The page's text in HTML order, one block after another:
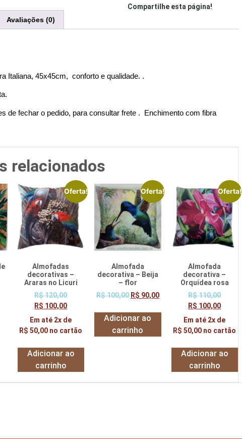
Compartilhe esta página!
Avaliações (0)
Italiana, 45x45cm, conforto e qualidade. .
de fechar o pedido, para consultar frete . Enchimento com fibra
relacionados
Oferta!
Almofadas
decorativas –
Araras no Licuri
R$120,00
R$ 100,00
Em até 2x de
R$ 50,00 no cartão
Adicionar ao
carrinho
Oferta!
Almofada
decorativa – Beija
– flor
R$100,00 R$ 90,00
Adicionar ao
carrinho
Oferta!
Almofada
decorativa –
Orquídea rosa
R$110,00
R$ 100,00
Em até 2x de
R$ 50,00 no cartão
Adicionar ao
carrinho